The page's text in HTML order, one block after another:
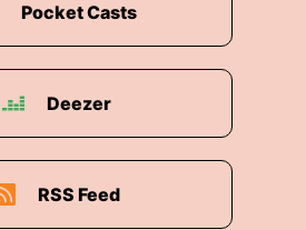
Pocket Casts
Deezer
RSS Feed